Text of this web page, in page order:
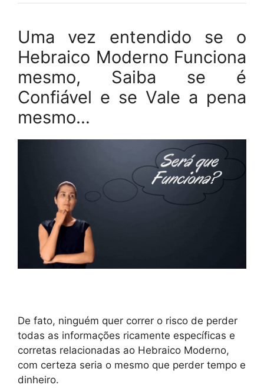
Uma vez entendido se o
Hebraico Moderno Funciona
mesmo, Saiba se é
Confiável e se Vale a pena
mesmo…
De fato, ninguém quer correr o risco de perder
todas as informações ricamente específicas e
corretas relacionadas ao Hebraico Moderno,
com certeza seria o mesmo que perder tempo e
dinheiro.